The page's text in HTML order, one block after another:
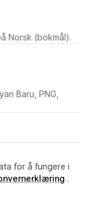
Norsk (bokmål).
Baru, PNG,
for å fungere i
.